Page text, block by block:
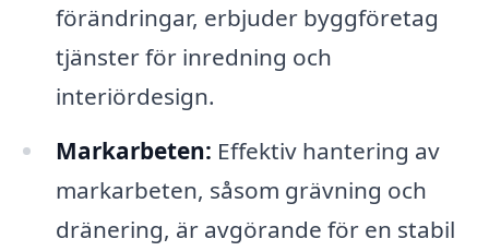
förändringar, erbjuder byggföretag
tjänster för inredning och
interiördesign.
Markarbeten: Effektiv hantering av
markarbeten, såsom grävning och
dränering, är avgörande för en stabil